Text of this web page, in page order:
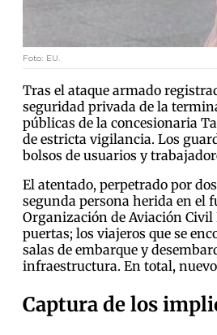
Foto: EU.
Tras el ataque armado
seguridad privada de la
públicas de la concesionaria
de estricta vigilancia. Los
bolsos de usuarios y
El atentado, perpetrado por
segunda persona herida en el
Organización de Aviación
puertas; los viajeros que se
salas de embarque y
infraestructura. En total,
Captura de los